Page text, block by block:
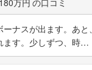
ナスが出ます。あ
ます。少しずつ、時…